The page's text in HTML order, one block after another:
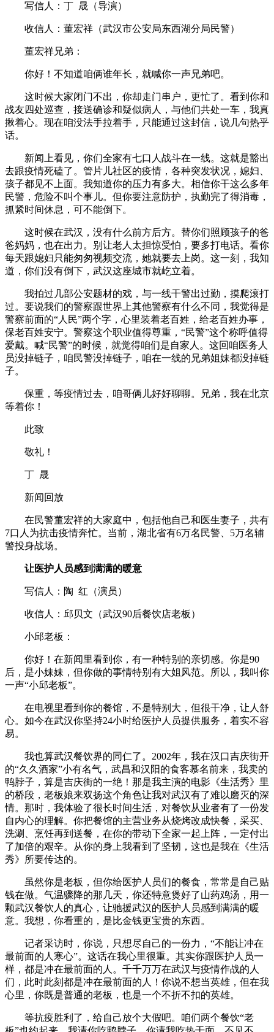
写信人：丁 晟（导演）
收信人：董宏祥（武汉市公安局东西湖分局民警）
董宏祥兄弟：
你好！不知道咱俩谁年长，就喊你一声兄弟吧。
这时候大家闭门不出，你却走门串户，更忙了。看到你和
战友四处巡查，接送确诊和疑似病人，与他们共处一车，我真
揪着心。现在咱没法手拉着手，只能通过这封信，说几句热乎
话。
新闻上看见，你们全家有七口人战斗在一线。这就是豁出
去跟疫情死磕了。管片儿社区的疫情，各种突发状况，媳妇、
孩子都见不上面。我知道你的压力有多大。相信你干这么多年
民警，危险不叫个事儿。但你要注意防护，执勤完了得消毒，
抓紧时间休息，可不能倒下。
这时候在武汉，没有什么前方后方。替你们照顾孩子的爸
爸妈妈，也在出力。别让老人太担惊受怕，要多打电话。看你
每天跟媳妇只能匆匆视频交流，她就要去上岗。这一刻，我知
道，你们没有倒下，武汉这座城市就屹立着。
我拍过几部公安题材的戏，与一线干警出过勤，摸爬滚打
过。要说我们的警察跟世界上其他警察有什么不同，我觉得是
警察前面的“人民”两个字，心里装着老百姓，给老百姓办事，
保老百姓安宁。警察这个职业值得尊重，“民警”这个称呼值得
爱戴。喊“民警”的时候，就觉得咱们是自家人。这回咱医务人
员没掉链子，咱民警没掉链子，咱在一线的兄弟姐妹都没掉链
子。
保重，等疫情过去，咱哥俩儿好好聊聊。兄弟，我在北京
等着你！
此致
敬礼！
丁 晟
新闻回放
在民警董宏祥的大家庭中，包括他自己和医生妻子，共有
7口人为抗击疫情奔忙。当前，湖北省有6万名民警、5万名辅
警投身战场。
让医护人员感到满满的暖意
写信人：陶 红（演员）
收信人：邱贝文（武汉90后餐饮店老板）
小邱老板：
你好！在新闻里看到你，有一种特别的亲切感。你是90
后，是小妹妹，但你做的事情特别有大姐风范。所以，我叫你
一声“小邱老板”。
在电视里看到你的餐馆，不是特别大，但很干净，让人舒
心。如今在武汉你坚持24小时给医护人员提供服务，着实不容
易。
我也算武汉餐饮界的同仁了。2002年，我在汉口吉庆街开
的“久久酒家”小有名气，武昌和汉阳的食客慕名前来，我卖的
鸭脖子，算是吉庆街的一绝！那是我主演的电影《生活秀》里
的桥段，老板娘来双扬这个角色让我对武汉有了难以磨灭的深
情。那时，我体验了很长时间生活，对餐饮从业者有了一份发
自内心的理解。你把餐馆的主营业务从烧烤改成快餐，采买、
洗涮、烹饪再到送餐，在你的带动下全家一起上阵，一定付出
了加倍的艰辛。从你的身上我看到了坚韧，这也是我在《生活
秀》所要传达的。
虽然你是老板，但你给医护人员们的餐食，常常是自己贴
钱在做。气温骤降的那几天，你还特意煲好了山药鸡汤，用一
颗武汉餐饮人的真心，让驰援武汉的医护人员感到满满的暖
意。我想，你看重的，是比金钱更宝贵的东西。
记者采访时，你说，只想尽自己的一份力，“不能让冲在
最前面的人寒心”。这话在我心里很重。其实你跟医护人员一
样，都是冲在最前面的人。千千万万在武汉与疫情作战的人
们，此时此刻都是冲在最前面的人！你说不想当英雄，但在我
心里，你既是普通的老板，也是一个不折不扣的英雄。
等抗疫胜利了，给自己放个大假吧。咱们两个餐饮“老